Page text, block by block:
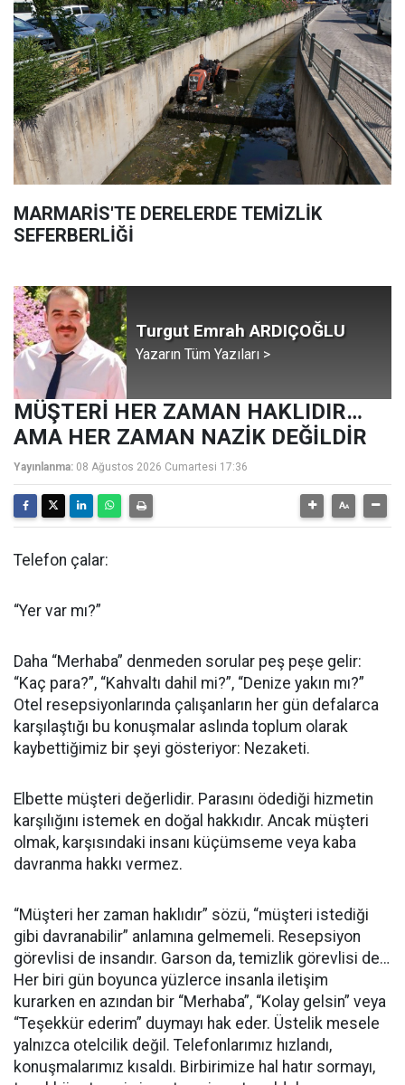
MARMARİS'TE DERELERDE TEMİZLİK
SEFERBERLİĞİ
Turgut Emrah ARDIÇOĞLU
Yazarın Tüm Yazıları >
MÜŞTERİ HER ZAMAN HAKLIDIR…
AMA HER ZAMAN NAZİK DEĞİLDİR
Yayınlanma: 08 Ağustos 2026 Cumartesi 17:36
Telefon çalar:
“Yer var mı?”
Daha “Merhaba” denmeden sorular peş peşe gelir:
“Kaç para?”, “Kahvaltı dahil mi?”, “Denize yakın mı?”
Otel resepsiyonlarında çalışanların her gün defalarca
karşılaştığı bu konuşmalar aslında toplum olarak
kaybettiğimiz bir şeyi gösteriyor: Nezaketi.
Elbette müşteri değerlidir. Parasını ödediği hizmetin
karşılığını istemek en doğal hakkıdır. Ancak müşteri
olmak, karşısındaki insanı küçümseme veya kaba
davranma hakkı vermez.
“Müşteri her zaman haklıdır” sözü, “müşteri istediği
gibi davranabilir” anlamına gelmemeli. Resepsiyon
görevlisi de insandır. Garson da, temizlik görevlisi de…
Her biri gün boyunca yüzlerce insanla iletişim
kurarken en azından bir “Merhaba”, “Kolay gelsin” veya
“Teşekkür ederim” duymayı hak eder. Üstelik mesele
yalnızca otelcilik değil. Telefonlarımız hızlandı,
konuşmalarımız kısaldı. Birbirimize hal hatır sormayı,